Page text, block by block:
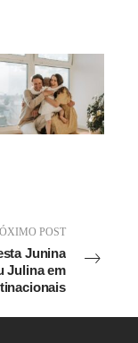
POST
Junina
Julina em